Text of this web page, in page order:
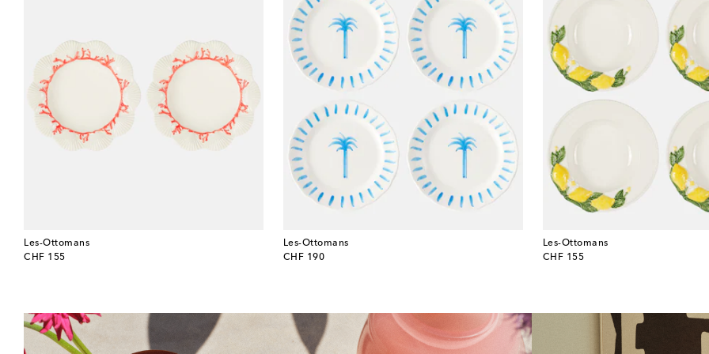
Les-Ottomans
CHF 155
original price
Les-Ottomans
CHF 190
original price
Les-Ottomans
CHF 155
original price